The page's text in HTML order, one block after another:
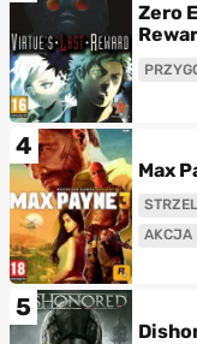
Zero
4
Max
AKCJA
5